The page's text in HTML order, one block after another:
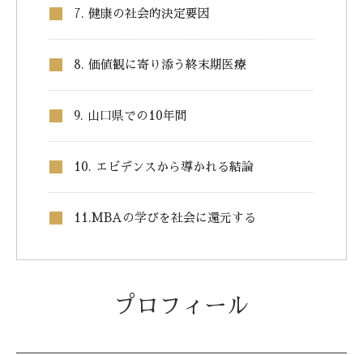
7. 健康の社会的決定要因
8. 価値観に寄り添う終末期医療
9. 山口県での10年間
10. エビデンスから導かれる結論
11.MBAの学びを社会に還元する
プロフィール